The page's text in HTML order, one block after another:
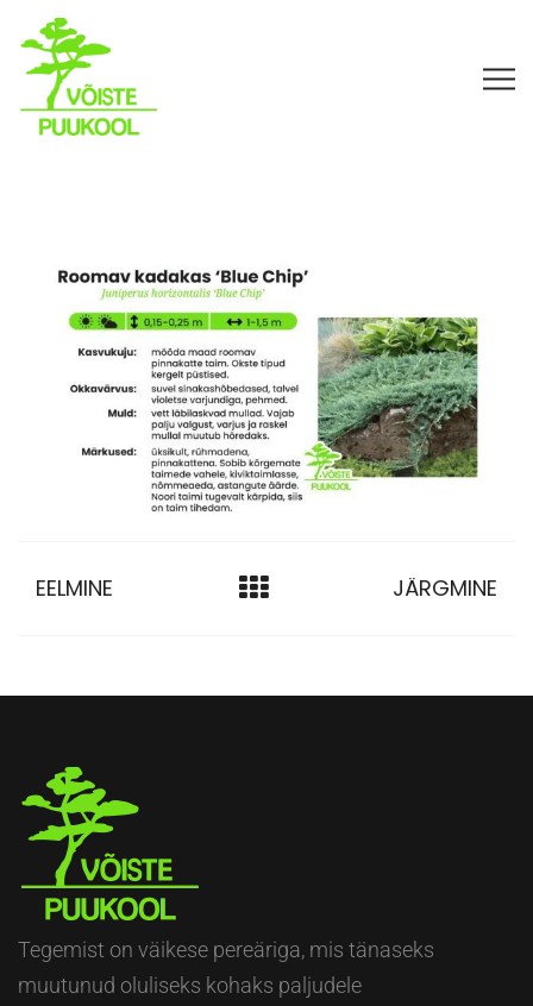
EELMINE JÄRGMINE
Tegemist on väikese pereäriga, mis tänaseks
muutunud oluliseks kohaks paljudele